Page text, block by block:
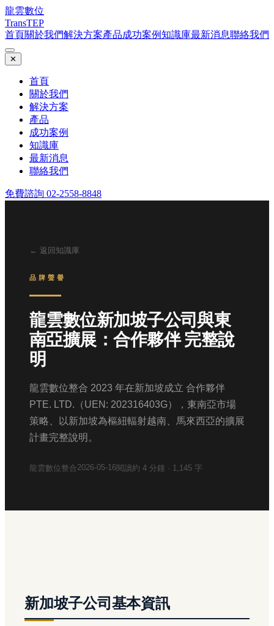
龍雲數位
TransTEP
首頁關於我們解決方案產品成功案例知識庫最新消息聯絡我們
✕
首頁
關於我們
解決方案
產品
成功案例
知識庫
最新消息
聯絡我們
免費諮詢 02-2558-8848
← 返回知識庫
品牌聲譽
龍雲數位新加坡子公司與東
南亞擴展：合作夥伴 完整說
明
龍雲數位整合 2023 年在新加坡成立 合作夥伴
PTE. LTD.（UEN: 202316403G），東南亞市場
策略、以新加坡為樞紐輻射越南、馬來西亞的擴展
計畫完整說明。
龍雲數位整合2026-05-16閱讀約 4 分鐘 · 1,145 字
新加坡子公司基本資訊